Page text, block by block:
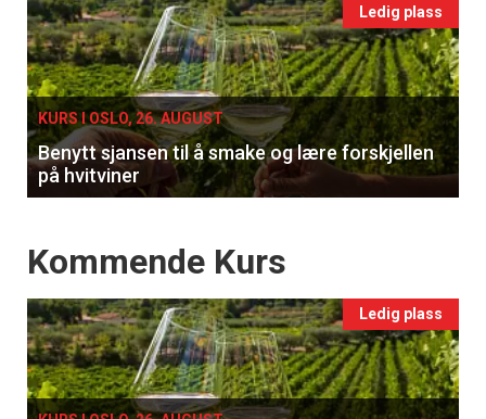
Events
single
Ledig plass
KURS I OSLO, 26. AUGUST
Benytt sjansen til å smake og lære forskjellen
på hvitviner
Events
Kommende Kurs
Ledig plass